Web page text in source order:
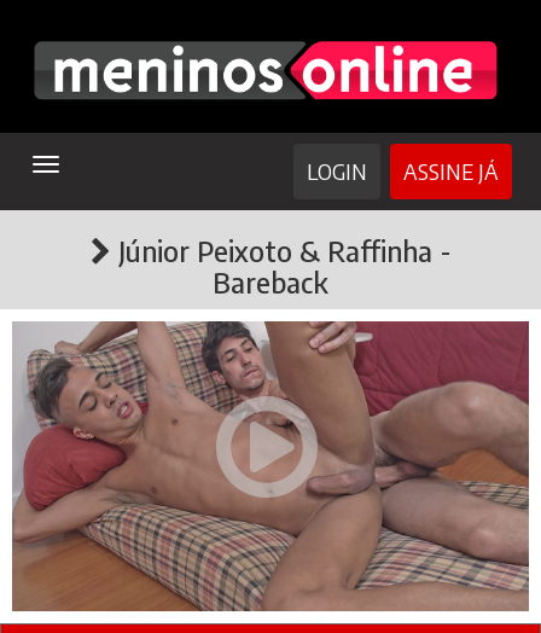
TOGGLE
ASSINE JÁ
LOGIN
Júnior Peixoto & Raffinha -
Bareback